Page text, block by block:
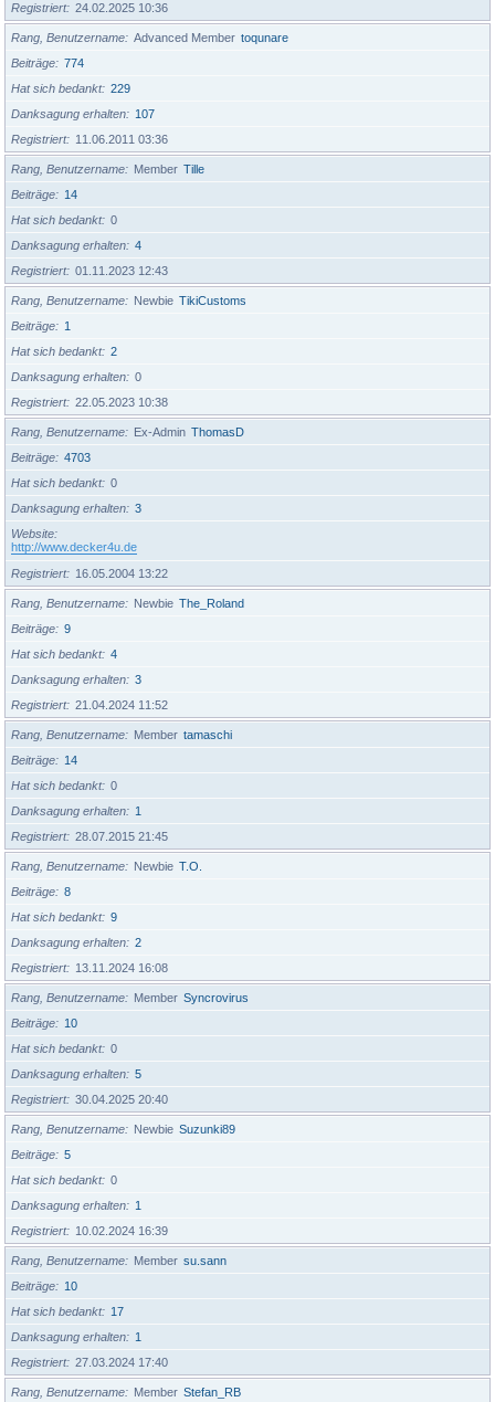
Registriert
24.02.2025 10:36
Rang, Benutzername Advanced Member toqunare
Beiträge
774
Hat sich bedankt
229
Danksagung erhalten
107
Registriert
11.06.2011 03:36
Rang, Benutzername Member Tille
Beiträge
14
Hat sich bedankt
0
Danksagung erhalten
4
Registriert
01.11.2023 12:43
Rang, Benutzername Newbie TikiCustoms
Beiträge
1
Hat sich bedankt
2
Danksagung erhalten
0
Registriert
22.05.2023 10:38
Rang, Benutzername Ex-Admin ThomasD
Beiträge
4703
Hat sich bedankt
0
Danksagung erhalten
3
Website
http://www.decker4u.de
Registriert
16.05.2004 13:22
Rang, Benutzername Newbie The_Roland
Beiträge
9
Hat sich bedankt
4
Danksagung erhalten
3
Registriert
21.04.2024 11:52
Rang, Benutzername Member tamaschi
Beiträge
14
Hat sich bedankt
0
Danksagung erhalten
1
Registriert
28.07.2015 21:45
Rang, Benutzername Newbie T.O.
Beiträge
8
Hat sich bedankt
9
Danksagung erhalten
2
Registriert
13.11.2024 16:08
Rang, Benutzername Member Syncrovirus
Beiträge
10
Hat sich bedankt
0
Danksagung erhalten
5
Registriert
30.04.2025 20:40
Rang, Benutzername Newbie Suzunki89
Beiträge
5
Hat sich bedankt
0
Danksagung erhalten
1
Registriert
10.02.2024 16:39
Rang, Benutzername Member su.sann
Beiträge
10
Hat sich bedankt
17
Danksagung erhalten
1
Registriert
27.03.2024 17:40
Rang, Benutzername Member Stefan_RB